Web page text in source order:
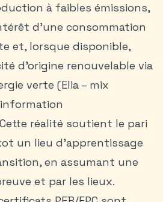
à faibles émissions,
d’une consommation
et, lorsque disponible,
d’origine renouvelable via
verte (Elia – mix
information
réalité soutient le pari
un lieu d’apprentissage
en assumant une
et par les lieux.